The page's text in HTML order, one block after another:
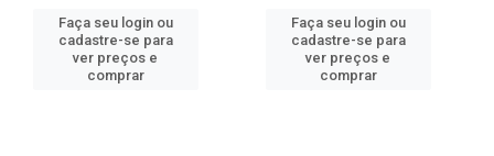
Faça seu login ou
cadastre-se para
ver preços e
comprar
Faça seu login ou
cadastre-se para
ver preços e
comprar